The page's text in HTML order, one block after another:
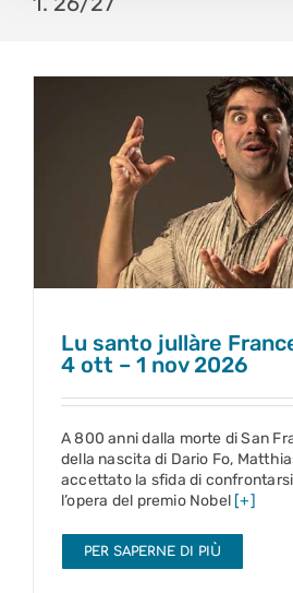
Lu santo jullàre
4 ott – 1 nov
Lu santo jullàre
4 ott – 1 nov 2026
A 800 anni dalla morte di San
della nascita di Dario Fo,
accettato la sfida di
l’opera del premio Nobel [+]
PER SAPERNE DI PIÙ